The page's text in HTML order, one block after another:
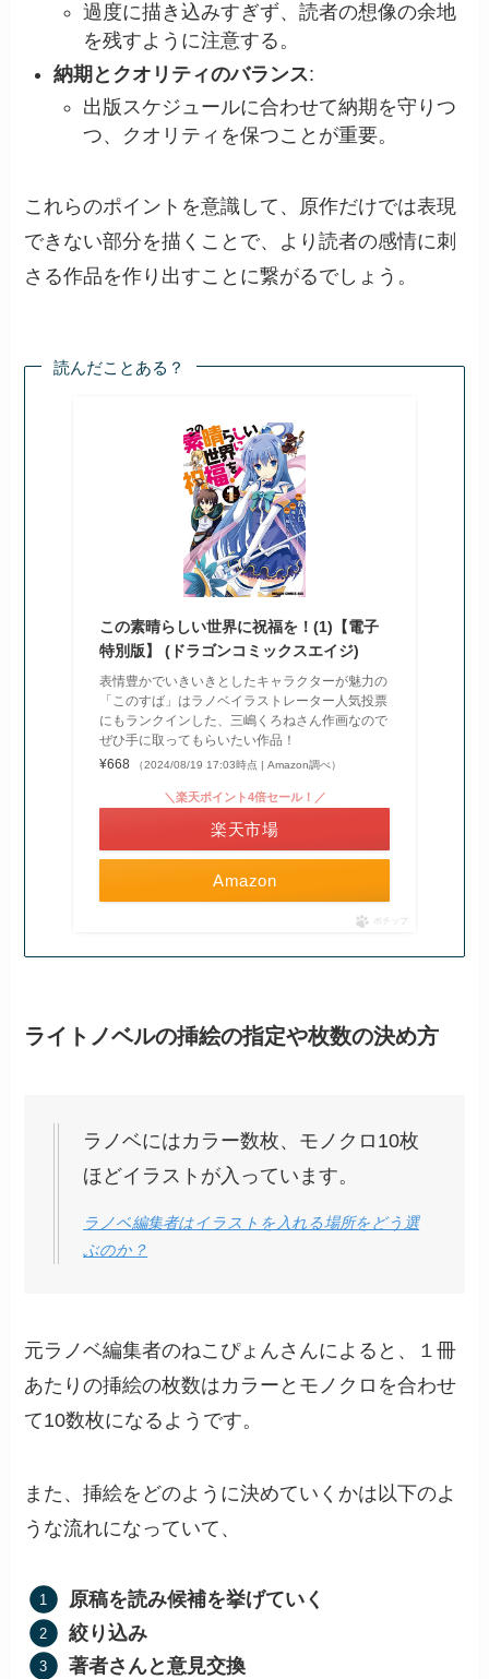
過度に描き込みすぎず、読者の想像の余地
を残すように注意する。
納期とクオリティのバランス:
出版スケジュールに合わせて納期を守りつ
つ、クオリティを保つことが重要。
これらのポイントを意識して、原作だけでは表現
できない部分を描くことで、より読者の感情に刺
さる作品を作り出すことに繋がるでしょう。
読んだことある？
この素晴らしい世界に祝福を！(1)【電子
特別版】 (ドラゴンコミックスエイジ)
表情豊かでいきいきとしたキャラクターが魅力の
「このすば」はラノベイラストレーター人気投票
にもランクインした、三嶋くろねさん作画なので
ぜひ手に取ってもらいたい作品！
¥668
（2024/08/19 17:03時点 | Amazon調べ）
Amazon
＼楽天ポイント4倍セール！／
楽天市場
ポチップ
ライトノベルの挿絵の指定や枚数の決め方
ラノベにはカラー数枚、モノクロ10枚
ほどイラストが入っています。
ラノベ編集者はイラストを入れる場所をどう選
ぶのか？
元ラノベ編集者のねこぴょんさんによると、１冊
あたりの挿絵の枚数はカラーとモノクロを合わせ
て10数枚になるようです。
また、挿絵をどのように決めていくかは以下のよ
うな流れになっていて、
原稿を読み候補を挙げていく
絞り込み
著者さんと意見交換